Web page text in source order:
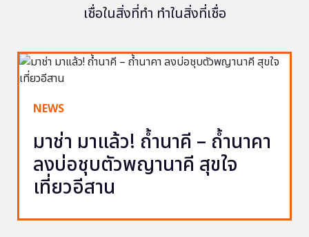
เชื่อในสิ่งที่ทำ ทำในสิ่งที่เชื่อ
NEWS
มาช่า มาแล้ว! ถ้ำนาคี – ถ้ำนาคา
ลงบ่อชุบตัวพญานาคี สุขใจ
เที่ยวอีสาน